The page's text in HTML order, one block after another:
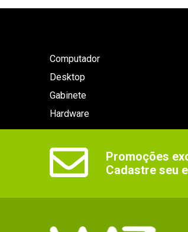
Computador
Desktop
Gabinete
Hardware
Promoções
Cadastre seu